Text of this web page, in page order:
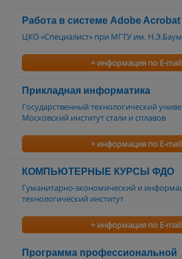
Работа в системе Adobe Acrobat
ЦКО «Специалист» при МГТУ им.
+ информация по E-mail
Прикладная информатика
Государственный технологический
Московский институт стали и сплавов
+ информация по E-mail
КОМПЬЮТЕРНЫЕ КУРСЫ ФДО
Гуманитарно-экономический и
технологический институт
+ информация по E-mail
Программа профессиональной